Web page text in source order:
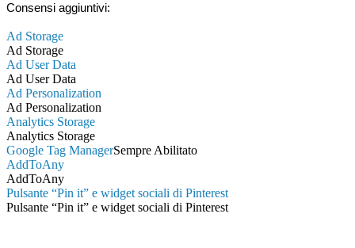
Consensi aggiuntivi:
Ad Storage
Ad Storage
Ad User Data
Ad User Data
Ad Personalization
Ad Personalization
Analytics Storage
Analytics Storage
Google Tag ManagerSempre Abilitato
AddToAny
AddToAny
Pulsante “Pin it” e widget sociali di Pinterest
Pulsante “Pin it” e widget sociali di Pinterest